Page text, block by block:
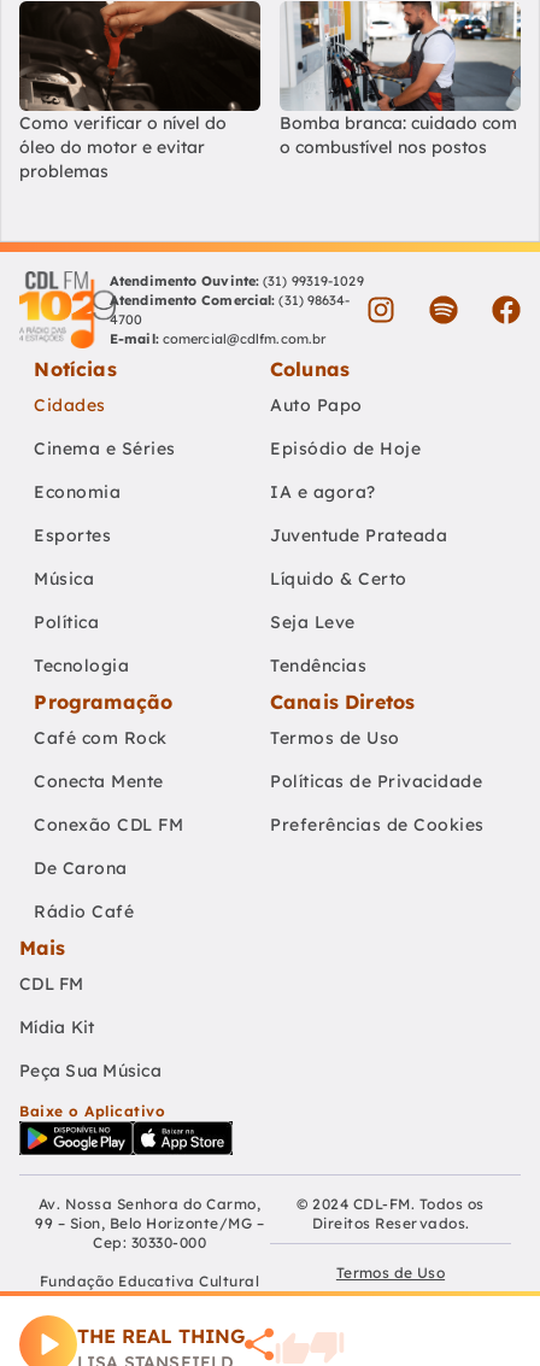
THE REAL THING
Como verificar o nível do
óleo do motor e evitar
problemas
Bomba branca: cuidado com
o combustível nos postos
Atendimento Ouvinte: (31) 99319-1029
Atendimento Comercial: (31) 98634-
4700
E-mail: comercial@cdlfm.com.br
Notícias
Cidades
Cinema e Séries
Economia
Esportes
Música
Política
Tecnologia
Colunas
Auto Papo
Episódio de Hoje
IA e agora?
Juventude Prateada
Líquido & Certo
Seja Leve
Tendências
Programação
Café com Rock
Conecta Mente
Conexão CDL FM
De Carona
Rádio Café
Canais Diretos
Termos de Uso
Políticas de Privacidade
Preferências de Cookies
Mais
CDL FM
Mídia Kit
Peça Sua Música
Baixe o Aplicativo
Av. Nossa Senhora do Carmo,
99 – Sion, Belo Horizonte/MG –
Cep: 30330-000
Fundação Educativa Cultural
Câmara De Dirigentes Lojistas
CNPJ: 04.210.060/0001-90
© 2024 CDL-FM. Todos os
Direitos Reservados.
Termos de Uso
Preferências de Cookies